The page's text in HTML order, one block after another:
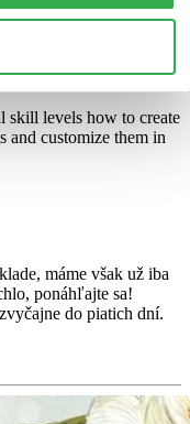
Details, and Yarns
skill levels how to create
and customize them in
máme však už iba
ponáhľajte sa!
do piatich dní.